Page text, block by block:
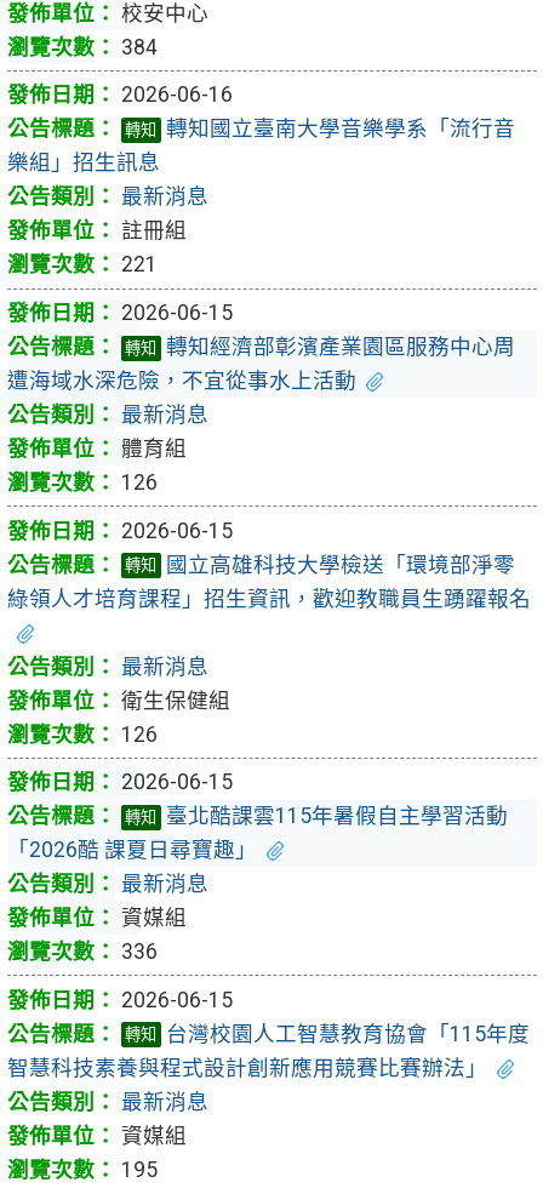
校安中心
384
2026-06-16
轉知
轉知國立臺南大學音樂學系「流行音
樂組」招生訊息
最新消息
註冊組
221
2026-06-15
轉知
轉知經濟部彰濱產業園區服務中心周
遭海域水深危險，不宜從事水上活動
最新消息
體育組
126
2026-06-15
轉知
國立高雄科技大學檢送「環境部淨零
綠領人才培育課程」招生資訊，歡迎教職員生踴躍報名
最新消息
衛生保健組
126
2026-06-15
轉知
臺北酷課雲115年暑假自主學習活動
「2026酷 課夏日尋寶趣」
最新消息
資媒組
336
2026-06-15
轉知
台灣校園人工智慧教育協會「115年度
智慧科技素養與程式設計創新應用競賽比賽辦法」
最新消息
資媒組
195